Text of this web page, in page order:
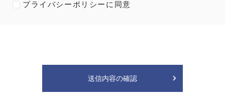
プライバシーポリシーに同意